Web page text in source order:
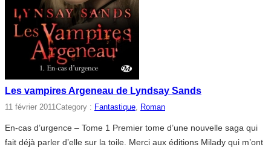
Les vampires Argeneau de Lyndsay Sands
11 février 2011Category : Fantastique, Roman
En-cas d’urgence – Tome 1 Premier tome d’une nouvelle saga qui
fait déjà parler d’elle sur la toile. Merci aux éditions Milady qui m’ont